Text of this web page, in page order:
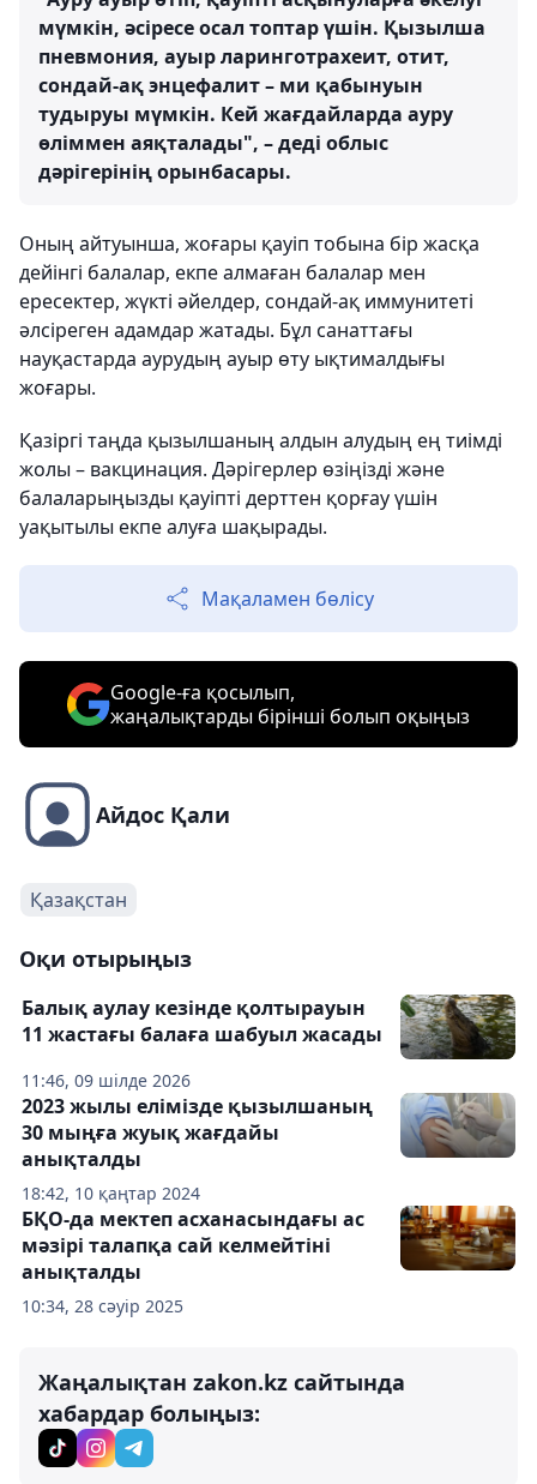
мүмкін, әсіресе осал топтар үшін. Қызылша
пневмония, ауыр ларинготрахеит, отит,
сондай-ақ энцефалит – ми қабынуын
тудыруы мүмкін. Кей жағдайларда ауру
өліммен аяқталады", – деді облыс
дәрігерінің орынбасары.
Оның айтуынша, жоғары қауіп тобына бір жасқа
дейінгі балалар, екпе алмаған балалар мен
ересектер, жүкті әйелдер, сондай-ақ иммунитеті
әлсіреген адамдар жатады. Бұл санаттағы
науқастарда аурудың ауыр өту ықтималдығы
жоғары.
Қазіргі таңда қызылшаның алдын алудың ең тиімді
жолы – вакцинация. Дәрігерлер өзіңізді және
балаларыңызды қауіпті дерттен қорғау үшін
уақытылы екпе алуға шақырады.
Мақаламен бөлісу
Google-ға қосылып,
жаңалықтарды бірінші болып оқыңыз
Айдос Қали
Қазақстан
Оқи отырыңыз
11:46, 09 шілде 2026
Балық аулау кезінде қолтырауын
11 жастағы балаға шабуыл жасады
18:42, 10 қаңтар 2024
2023 жылы елімізде қызылшаның
30 мыңға жуық жағдайы
анықталды
10:34, 28 сәуір 2025
БҚО-да мектеп асханасындағы ас
мәзірі талапқа сай келмейтіні
анықталды
Жаңалықтан zakon.kz сайтында
хабардар болыңыз: